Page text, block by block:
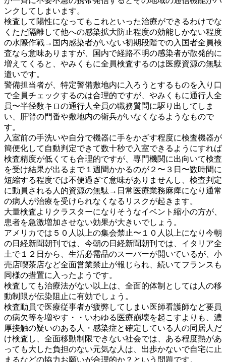
ンクしてしまいます。
検査して陽性になってもこれといった治療ができるわけでな
くただ隔離して他への感染拡大防止程度の効能しかない程度
の水際作戦→国内感染者がいない初期段階での入国者全員検
査なら意味ありますが、国内で経路不明の感染者が散発的に
増えてくると、やみくもに全員検査するのは医療資源の無駄
遣いです。
警備担当者が、特定警備敷地内に入ろうとするものを入り口
で全員チェックするのは合理的ですが、やみくもに通行人全
員〜半径数キロの通行人全員の職務質問に駆り出してしま
い、肝腎の門番や敷地内の衛兵がいなくなるようなもので
す。
入室前の手洗いや自分で機器に手をかざす程度に検査機器が
簡便化して自動判定できて数十秒で入室できるようにすれば
検査精度が低くても合理的ですが、専門機関に出向いて検査
を受け結果が出るまで１週間かかるのが２〜３日〜数時間に
短縮する程度では不便過ぎて意味がありませんし、検査判定
に動員される人的資源の無駄→日常医療業務麻痺になり通常
の病人が治療を受けられなくなるリスクが起きます。
大量検査よりクラスターになりそうなイベント縮小の方が、
患者を急激増加させない効果が大きいでしょう。
アメリカでは５０人以上の集会禁止〜１０人以上になり今朝
の日経新聞朝刊では、 今朝の日経新聞朝刊では、イタリア全
土で１２日から、生活必需品のスーパーが開いているが、小
売店喫茶店など全面営業禁止が報じられ、続いてフランスも
同様の措置に入ったようです。
検査しても治療法がない以上は、全面的体制としては人の移
動制限が伝染阻止に有効でしょう。
検査動員で医療従事者が疲弊してしまい医師看護師など要員
の病欠等を増やす・・いわゆる医療崩壊を起こすよりも、濃
厚接触の疑いのある人・感染症と確定している人の同居人だ
け検査し、全面移動制限できない社会では、ある程度熱があ
っても大した負担のない元気な人は、出歩かないで自宅に止
まるなどの協力お願いが合理的か？という問題です。